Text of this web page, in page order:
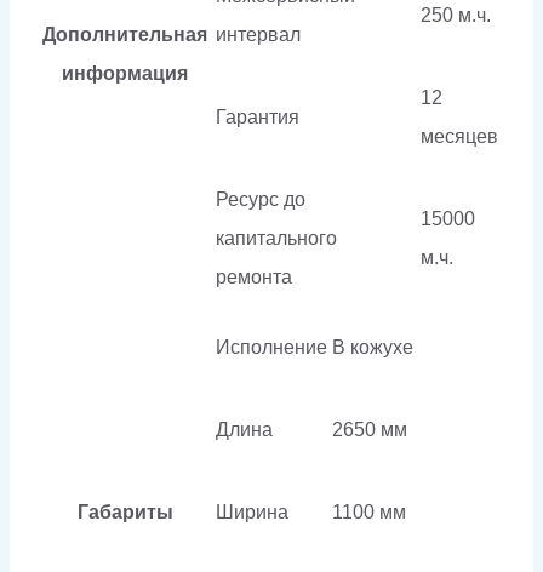
Дополнительная
информация
интервал
250 м.ч.
Гарантия
12
месяцев
Ресурс до
капитального
ремонта
15000
м.ч.
Габариты
Исполнение В кожухе
Длина 2650 мм
Ширина 1100 мм